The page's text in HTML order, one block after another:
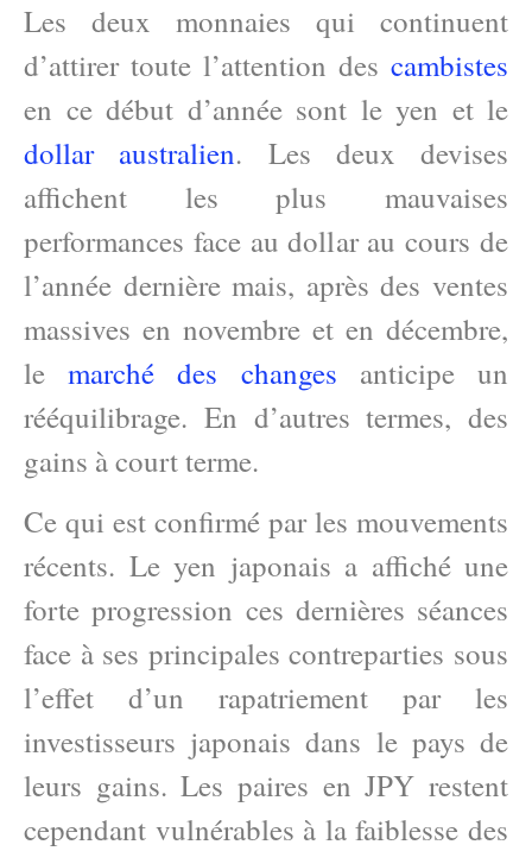
Les deux monnaies qui continuent
d’attirer toute l’attention des cambistes
en ce début d’année sont le yen et le
dollar australien. Les deux devises
affichent les plus mauvaises
performances face au dollar au cours de
l’année dernière mais, après des ventes
massives en novembre et en décembre,
lemarché des changes anticipe un
rééquilibrage. En d’autres termes, des
gains à court terme.
Ce qui est confirmé par les mouvements
récents. Le yen japonais a affiché une
forte progression ces dernières séances
face à ses principales contreparties sous
l’effet d’un rapatriement par les
investisseurs japonais dans le pays de
leurs gains. Les paires en JPY restent
cependant vulnérables à la faiblesse des